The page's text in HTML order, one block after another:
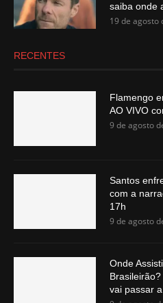
saiba onde
19 de agosto
RECENTES
Flamengo
AO VIVO
9 de agosto
Santos
com a
17h
9 de agosto
Onde
vai passar